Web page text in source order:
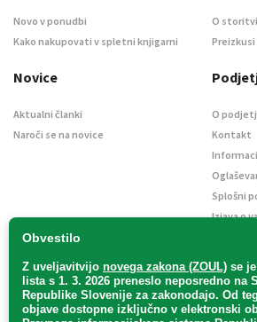
Obvestilo
Z uveljavitvijo novega zakona (ZOUL) se je
lista s 1. 3. 2026 preneslo neposredno na
Republike Slovenije za zakonodajo. Od
objave dostopne izključno v elektronski
Novo v ponudbi
Kako nakupovati v spletni knjigarni
O storitvi
Novice
Aktualni članki
Naroči se na novice
O
Kontakt
Splošni
Izjava o